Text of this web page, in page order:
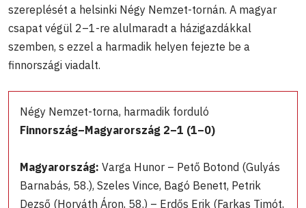
szereplését a helsinki Négy Nemzet-tornán. A magyar
csapat végül 2–1-re alulmaradt a házigazdákkal
szemben, s ezzel a harmadik helyen fejezte be a
finnországi viadalt.
Négy Nemzet-torna, harmadik forduló
Finnország–Magyarország 2–1 (1–0)
Magyarország: Varga Hunor – Pető Botond (Gulyás
Barnabás, 58.), Szeles Vince, Bagó Benett, Petrik
Dezső (Horváth Áron, 58.) – Erdős Erik (Farkas Timót,